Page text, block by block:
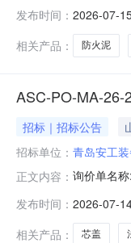
料编码物
发布时间： 2026-07-
相关产品：
防火泥
ASC-PO-MA-26-
招标｜招标公告
招标单位： 青岛安工
正文内容： 询价单名
山东省青岛
发布时间： 2026-07-
相关产品：
芯盖